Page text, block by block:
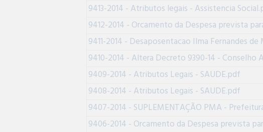
9413-2014 - Atributos legais - Assistencia
9412-2014 - Orcamento da Despesa prevista
9411-2014 - Desaposentacao Ilma Fernandes
9410-2014 - Altera Decreto 9390-14 - Conselho
9409-2014 - Atributos Legais - SAUDE.pdf
9408-2014 - Atributos Legais - SAUDE.pdf
9407-2014 - SUPLEMENTAÇÃO PMA -
9406-2014 - Orcamento da Despesa prevista